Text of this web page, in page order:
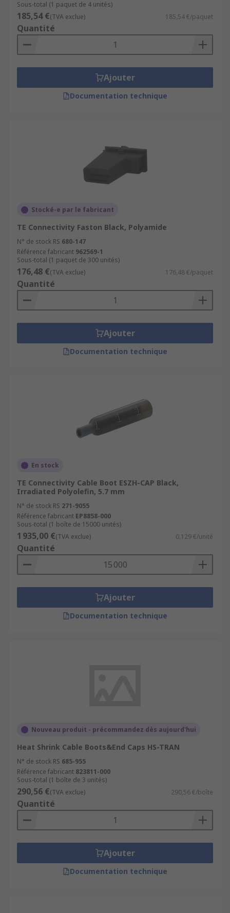
Sous-total (1 paquet de 4 unités)
185,54 €(TVA exclue) 185,54 €/paquet
Quantité
Ajouter
Documentation technique
Stocké-e par le fabricant
TE Connectivity Faston Black, Polyamide
N° de stock RS 680-147
Référence fabricant 962569-1
Sous-total (1 paquet de 300 unités)
176,48 €(TVA exclue) 176,48 €/paquet
Quantité
Ajouter
Documentation technique
En stock
TE Connectivity Cable Boot ESZH-CAP Black,
Irradiated Polyolefin, 5.7 mm
N° de stock RS 271-9055
Référence fabricant EP8858-000
Sous-total (1 boîte de 15000 unités)
1 935,00 €(TVA exclue) 0,129 €/unité
Quantité
Ajouter
Documentation technique
Nouveau produit - précommandez dès aujourd'hui
Heat Shrink Cable Boots&End Caps HS-TRAN
N° de stock RS 685-955
Référence fabricant 823811-000
Sous-total (1 boîte de 3 unités)
290,56 €(TVA exclue) 290,56 €/boîte
Quantité
Ajouter
Documentation technique